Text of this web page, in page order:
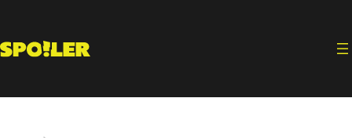
contenido